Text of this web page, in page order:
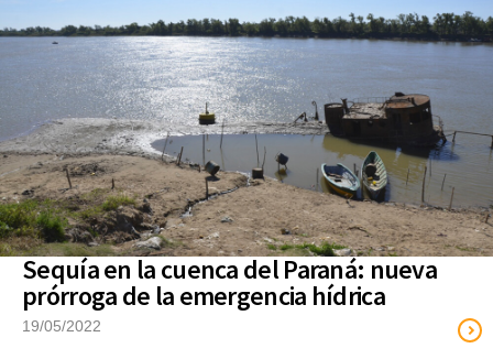
Sequía en la cuenca del Paraná: nueva
prórroga de la emergencia hídrica
19/05/2022